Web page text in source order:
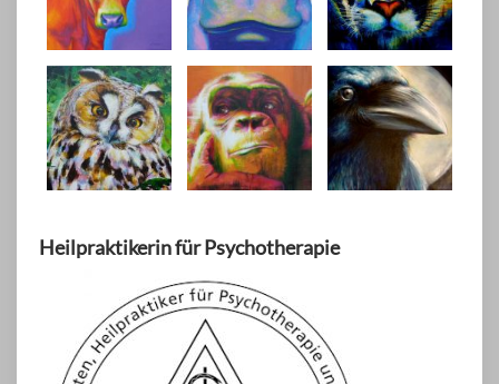
Heilpraktikerin für Psychotherapie